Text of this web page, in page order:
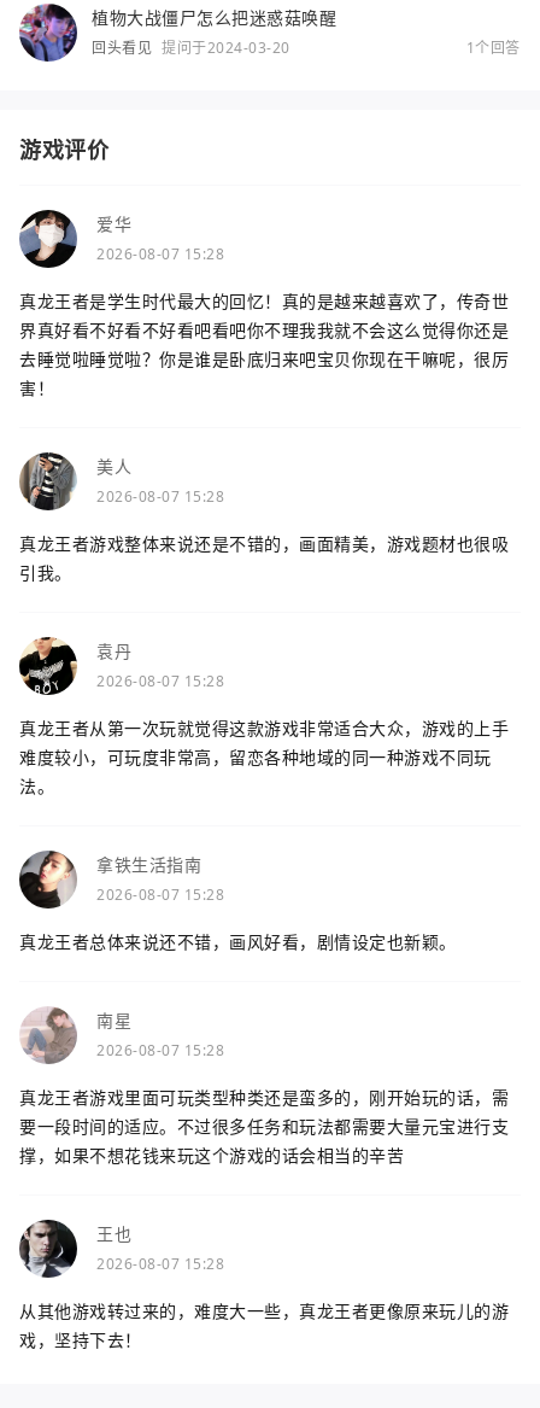
植物大战僵尸怎么把迷惑菇唤醒
回头看见 提问于2024-03-20 1个回答
游戏评价
爱华
2026-08-07 15:28
真龙王者是学生时代最大的回忆！真的是越来越喜欢了，传奇世
界真好看不好看不好看吧看吧你不理我我就不会这么觉得你还是
去睡觉啦睡觉啦？你是谁是卧底归来吧宝贝你现在干嘛呢，很厉
害！
美人
2026-08-07 15:28
真龙王者游戏整体来说还是不错的，画面精美，游戏题材也很吸
引我。
袁丹
2026-08-07 15:28
真龙王者从第一次玩就觉得这款游戏非常适合大众，游戏的上手
难度较小，可玩度非常高，留恋各种地域的同一种游戏不同玩
法。
拿铁生活指南
2026-08-07 15:28
真龙王者总体来说还不错，画风好看，剧情设定也新颖。
南星
2026-08-07 15:28
真龙王者游戏里面可玩类型种类还是蛮多的，刚开始玩的话，需
要一段时间的适应。不过很多任务和玩法都需要大量元宝进行支
撑，如果不想花钱来玩这个游戏的话会相当的辛苦
王也
2026-08-07 15:28
从其他游戏转过来的，难度大一些，真龙王者更像原来玩儿的游
戏，坚持下去！